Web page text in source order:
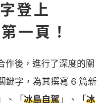
登上
一頁！
後，進行了深度的關
鍵字，為其撰寫 6 篇新
」、「 冰島自駕 」、「 冰